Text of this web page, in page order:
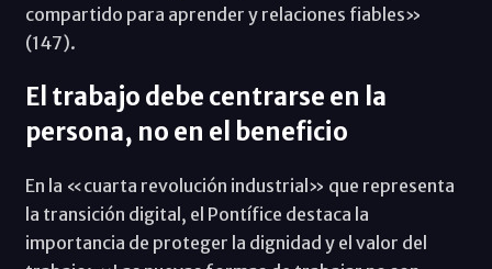
compartido para aprender y relaciones fiables»
(147).
El trabajo debe centrarse en la
persona, no en el beneficio
En la «cuarta revolución industrial» que representa
la transición digital, el Pontífice destaca la
importancia de proteger la dignidad y el valor del